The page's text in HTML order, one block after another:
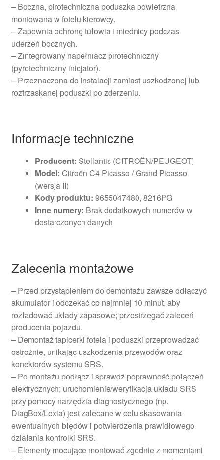
– Boczna, pirotechniczna poduszka powietrzna
montowana w fotelu kierowcy.
– Zapewnia ochronę tułowia i miednicy podczas
uderzeń bocznych.
– Zintegrowany napełniacz pirotechniczny
(pyrotechniczny inicjator).
– Przeznaczona do instalacji zamiast uszkodzonej lub
roztrzaskanej poduszki po zderzeniu.
Informacje techniczne
Producent: Stellantis (CITROËN/PEUGEOT)
Model: Citroën C4 Picasso / Grand Picasso
(wersja II)
Kody produktu: 9655047480, 8216PG
Inne numery: Brak dodatkowych numerów w
dostarczonych danych
Zalecenia montażowe
– Przed przystąpieniem do demontażu zawsze odłączyć
akumulator i odczekać co najmniej 10 minut, aby
rozładować układy zapasowe; przestrzegać zaleceń
producenta pojazdu.
– Demontaż tapicerki fotela i poduszki przeprowadzać
ostrożnie, unikając uszkodzenia przewodów oraz
konektorów systemu SRS.
– Po montażu podłącz i sprawdź poprawność połączeń
elektrycznych; uruchomienie/weryfikacja układu SRS
przy pomocy narzędzia diagnostycznego (np.
DiagBox/Lexia) jest zalecane w celu skasowania
ewentualnych błędów i potwierdzenia prawidłowego
działania kontrolki SRS.
– Elementy mocujące montować zgodnie z momentami